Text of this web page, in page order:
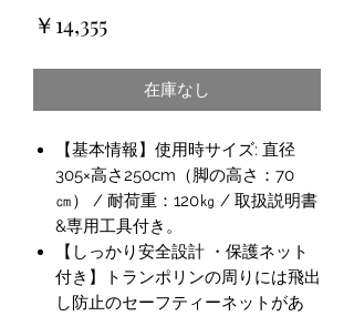
￥14,355価
在庫なし
【基本情報】使用時サイズ: 直径
305×高さ250cm（脚の高さ：70
㎝） / 耐荷重：120㎏ / 取扱説明書
&専用工具付き。
【しっかり安全設計 ・保護ネット
付き】トランポリンの周りには飛出
し防止のセーフティーネットがあ